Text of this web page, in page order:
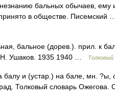
бальных обычаев, ему и
в обществе. Писемский
бальное (дорев.). прил. к
Ушаков. 1935 1940 …
и (устар.) на бале, мн. ?ы,
Толковый словарь